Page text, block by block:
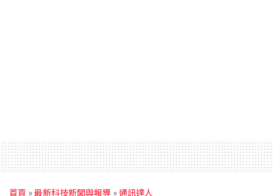
首頁 »最新科技新聞與報導 »通訊達人